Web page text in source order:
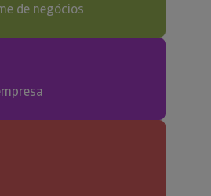
de negócios